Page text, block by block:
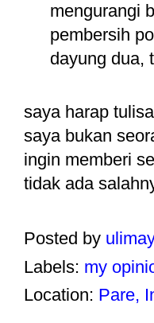
mengurangi
pembersih
dayung dua,
saya harap
saya bukan
ingin memberi
tidak ada
Posted by
Labels: my
Location: Pare,